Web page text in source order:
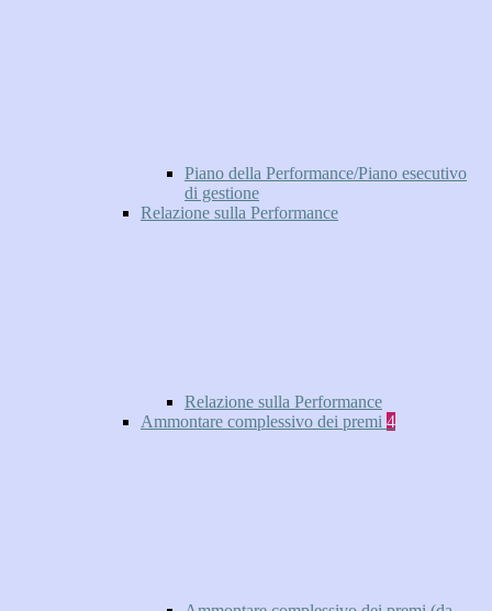
Piano della Performance/Piano esecutivo
di gestione
Relazione sulla Performance
Relazione sulla Performance
Ammontare complessivo dei premi 4